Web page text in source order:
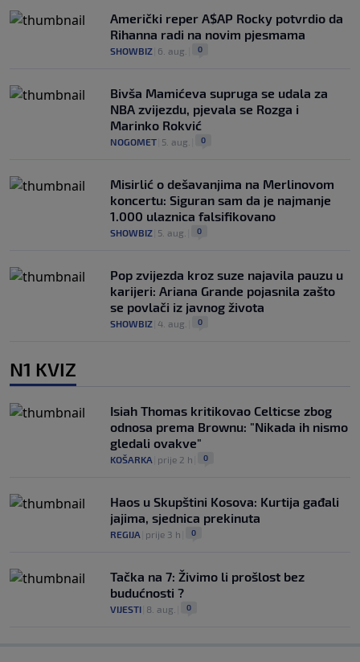
Američki reper A$AP Rocky potvrdio da
Rihanna radi na novim pjesmama
SHOWBIZ 6. aug. 0
Bivša Mamićeva supruga se udala za
NBA zvijezdu, pjevala se Rozga i
Marinko Rokvić
NOGOMET 5. aug. 0
Misirlić o dešavanjima na Merlinovom
koncertu: Siguran sam da je najmanje
1.000 ulaznica falsifikovano
SHOWBIZ 5. aug. 0
Pop zvijezda kroz suze najavila pauzu u
karijeri: Ariana Grande pojasnila zašto
se povlači iz javnog života
SHOWBIZ 4. aug. 0
N1 KVIZ
Isiah Thomas kritikovao Celticse zbog
odnosa prema Brownu: "Nikada ih nismo
gledali ovakve"
KOŠARKA prije 2 h 0
Haos u Skupštini Kosova: Kurtija gađali
jajima, sjednica prekinuta
REGIJA prije 3 h 0
Tačka na 7: Živimo li prošlost bez
budućnosti ?
VIJESTI 8. aug. 0